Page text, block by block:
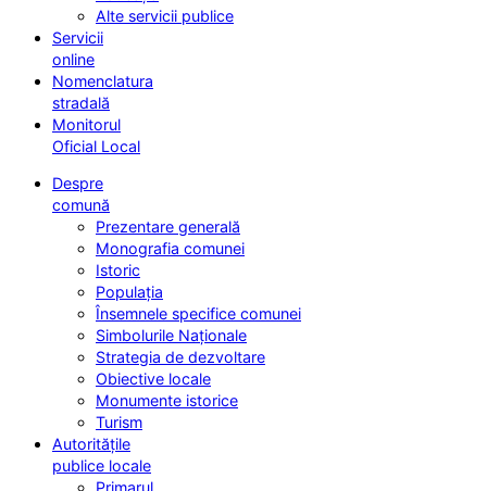
Alte servicii publice
Servicii
online
Nomenclatura
stradală
Monitorul
Oficial Local
Despre
comună
Prezentare generală
Monografia comunei
Istoric
Populația
Însemnele specifice comunei
Simbolurile Naționale
Strategia de dezvoltare
Obiective locale
Monumente istorice
Turism
Autoritățile
publice locale
Primarul